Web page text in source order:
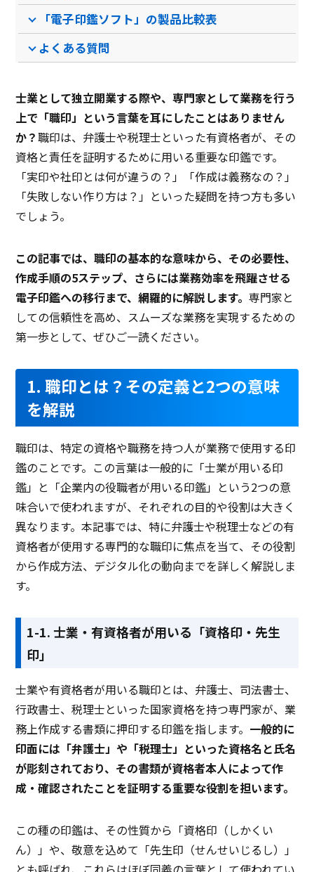
サポート 電話 / メール / チャット
電話 /
「電子印鑑ソフト」の製品比較表
よくある質問
士業として独立開業する際や、専門家として業務を行う
上で「職印」という言葉を耳にしたことはありません
か？職印は、弁護士や税理士といった有資格者が、その
資格と責任を証明するために用いる重要な印鑑です。
「実印や社印とは何が違うの？」「作成は義務なの？」
「失敗しない作り方は？」といった疑問を持つ方も多い
でしょう。
この記事では、職印の基本的な意味から、その必要性、
作成手順の5ステップ、さらには業務効率を飛躍させる
電子印鑑への移行まで、網羅的に解説します。専門家と
しての信頼性を高め、スムーズな業務を実現するための
第一歩として、ぜひご一読ください。
1. 職印とは？その定義と2つの意味
を解説
職印は、特定の資格や職務を持つ人が業務で使用する印
鑑のことです。この言葉は一般的に「士業が用いる印
鑑」と「企業内の役職者が用いる印鑑」という2つの意
味合いで使われますが、それぞれの目的や役割は大きく
異なります。本記事では、特に弁護士や税理士などの有
資格者が使用する専門的な職印に焦点を当て、その役割
から作成方法、デジタル化の動向までを詳しく解説しま
す。
1-1. 士業・有資格者が用いる「資格印・先生
印」
士業や有資格者が用いる職印とは、弁護士、司法書士、
行政書士、税理士といった国家資格を持つ専門家が、業
務上作成する書類に押印する印鑑を指します。 一般的に
印面には「弁護士」や「税理士」といった資格名と氏名
が彫刻されており、その書類が資格者本人によって作
成・確認されたことを証明する重要な役割を担います。
この種の印鑑は、その性質から「資格印（しかくい
ん）」や、敬意を込めて「先生印（せんせいじるし）」